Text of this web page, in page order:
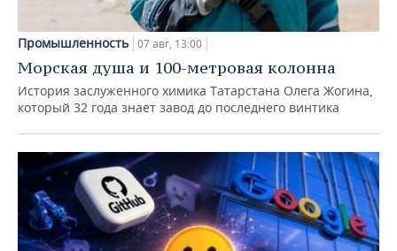
Промышленность 07 авг, 13:00
Морская душа и 100-метровая колонна
История заслуженного химика Татарстана Олега Жогина,
который 32 года знает завод до последнего винтика